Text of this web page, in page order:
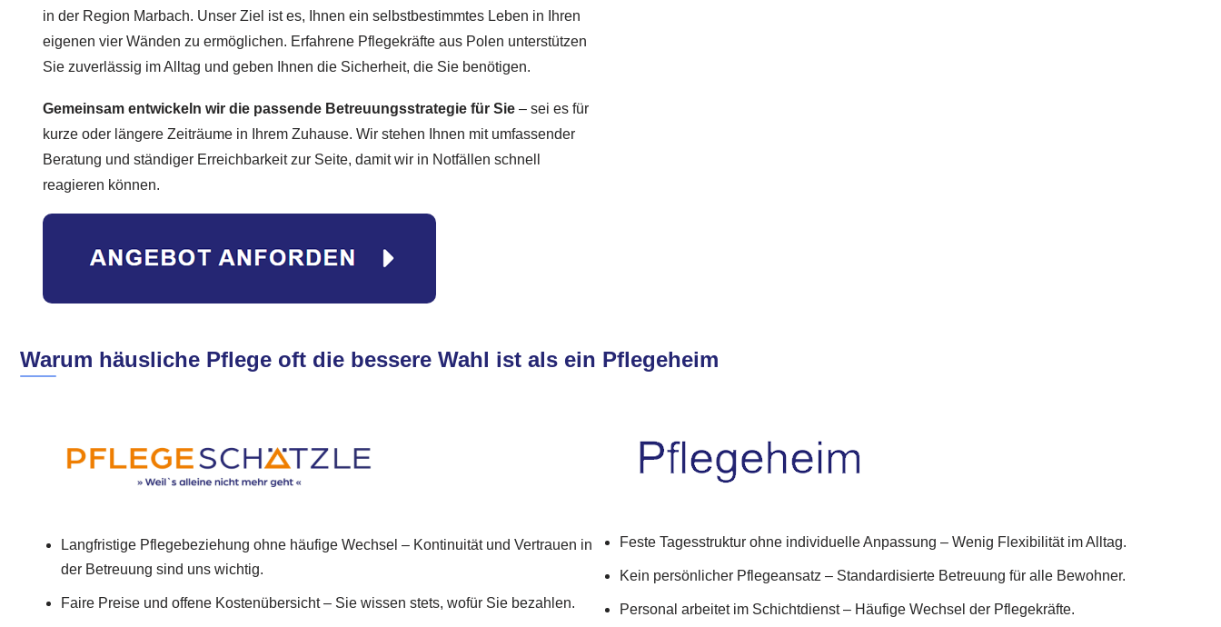
in der Region Marbach. Unser Ziel ist es, Ihnen ein selbstbestimmtes Leben in Ihren
eigenen vier Wänden zu ermöglichen. Erfahrene Pflegekräfte aus Polen unterstützen
Sie zuverlässig im Alltag und geben Ihnen die Sicherheit, die Sie benötigen.
Gemeinsam entwickeln wir die passende Betreuungsstrategie für Sie – sei es für
kurze oder längere Zeiträume in Ihrem Zuhause. Wir stehen Ihnen mit umfassender
Beratung und ständiger Erreichbarkeit zur Seite, damit wir in Notfällen schnell
reagieren können.
Warum häusliche Pflege oft die bessere Wahl ist als ein Pflegeheim
Langfristige Pflegebeziehung ohne häufige Wechsel – Kontinuität und Vertrauen in
der Betreuung sind uns wichtig.
Faire Preise und offene Kostenübersicht – Sie wissen stets, wofür Sie bezahlen.
Feste Tagesstruktur ohne individuelle Anpassung – Wenig Flexibilität im Alltag.
Kein persönlicher Pflegeansatz – Standardisierte Betreuung für alle Bewohner.
Personal arbeitet im Schichtdienst – Häufige Wechsel der Pflegekräfte.